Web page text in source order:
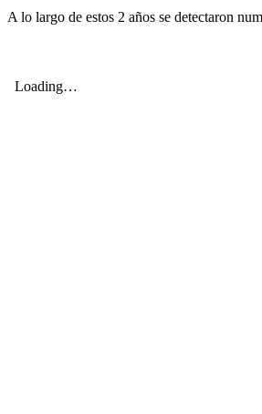
A lo largo de estos 2 años se detectaron